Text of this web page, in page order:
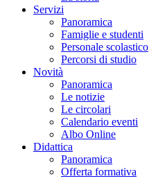
Servizi
Panoramica
Famiglie e studenti
Personale scolastico
Percorsi di studio
Novità
Panoramica
Le notizie
Le circolari
Calendario eventi
Albo Online
Didattica
Panoramica
Offerta formativa